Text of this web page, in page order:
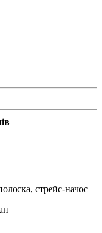
стрейс-начос